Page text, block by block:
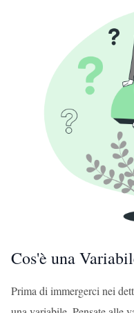
Cos'è una
Prima di immergerci nei